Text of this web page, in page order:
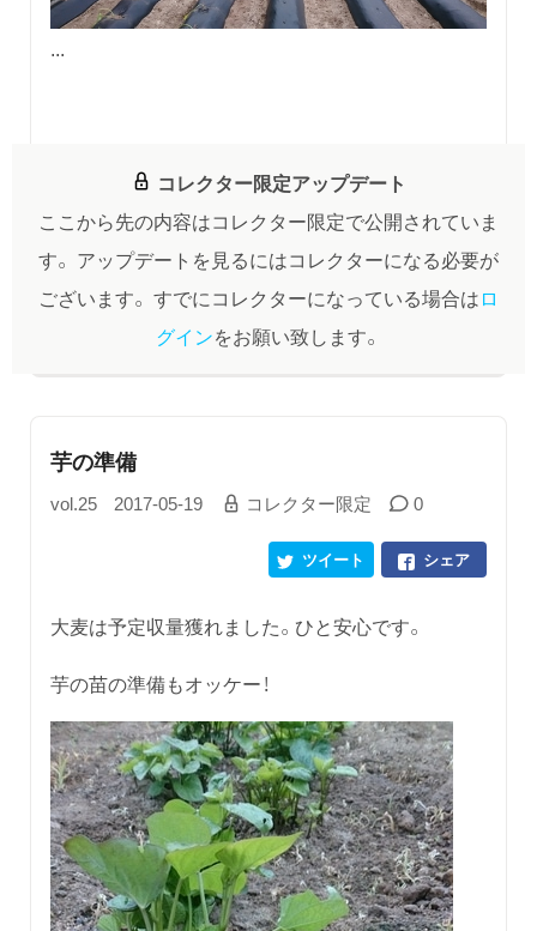
...
コレクター限定アップデート
ここから先の内容はコレクター限定で公開されていま
す。 アップデートを見るにはコレクターになる必要が
ございます。 すでにコレクターになっている場合はロ
グインをお願い致します。
芋の準備
vol.25 2017-05-19 コレクター限定 0
シェア
ツイート
大麦は予定収量獲れました。ひと安心です。
芋の苗の準備もオッケー！